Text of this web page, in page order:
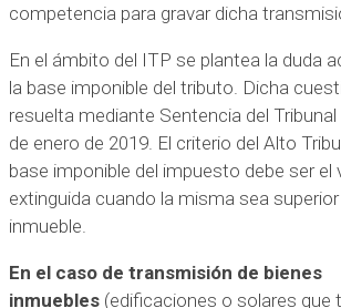
competencia para gravar dicha
En el ámbito del ITP se plantea la duda
la base imponible del tributo. Dicha
resuelta mediante Sentencia del
de enero de 2019. El criterio del Alto
base imponible del impuesto debe ser el
extinguida cuando la misma sea superior
inmueble.
En el caso de transmisión de bienes
inmuebles (edificaciones o solares que